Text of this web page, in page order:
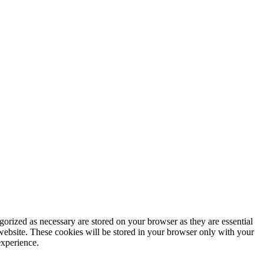
as necessary are stored on your browser as they are essential
These cookies will be stored in your browser only with your